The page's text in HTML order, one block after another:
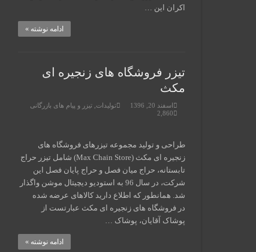
اکران این …
ادامه نوشته »
تیزر فروشگاه های زنجیره ای
مکث
اسفند 20, 1396 تولیدات تیزر و پیام های بازرگانی
2,860
طراحی و تولید مجموعه تیزرهای فروشگاه های
زنجیره ای مکث (Max Chain Store) شامل تیزر حراج
تابستانه، حراج میان فصل و حراج پایان فصل این
شرکت، در سال 96 به استودیو دیچیتال موشن واگذار
شد. همانطور که اطلاع دارید کالاهای عرضه شده
در فروشگاه های زنجیره ای مکث عبارتست از
پوشاک آقایان، پوشاک …
ادامه نوشته »